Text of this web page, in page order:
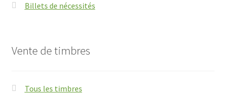
Billets de nécessités
Vente de timbres
Tous les timbres